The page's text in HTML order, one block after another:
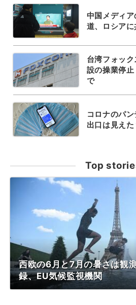
中国メディ
道、ロシアに
台湾フォッ
設の操業停
で
コロナのパ
出口は見えた
Top
西欧の6月と7月の暑さは観
録、EU気候監視機関